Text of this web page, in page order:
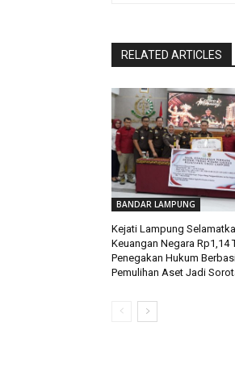
RELATED ARTICLES
BANDAR LAMPUNG
Kejati Lampung
Keuangan Negara Rp1,14
Penegakan Hukum
Pemulihan Aset Jadi